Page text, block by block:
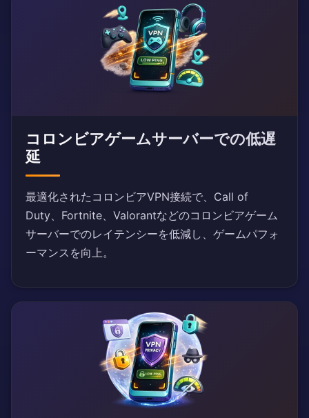
コロンビアゲームサーバーでの低遅
延
最適化されたコロンビアVPN接続で、Call of
Duty、Fortnite、Valorantなどのコロンビアゲーム
サーバーでのレイテンシーを低減し、ゲームパフォ
ーマンスを向上。